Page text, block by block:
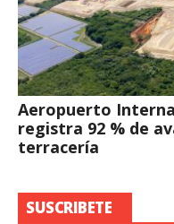
Aeropuerto
registra 92 % de
terracería
SUSCRIBETE